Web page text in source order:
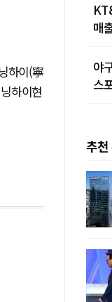
하이(寧
하이현
매
야
스
추천